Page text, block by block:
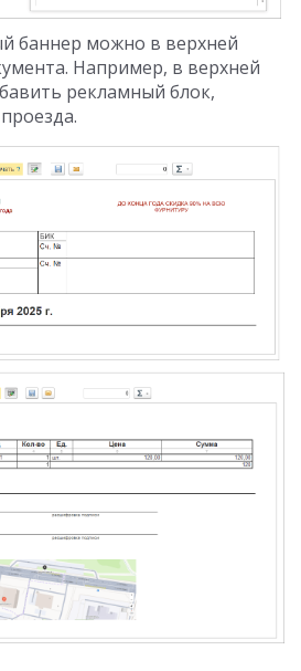
баннер можно в верхней
Например, в верхней
рекламный блок,